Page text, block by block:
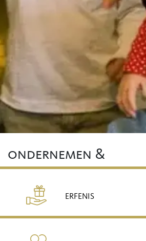
ondernemen &
ERFENIS